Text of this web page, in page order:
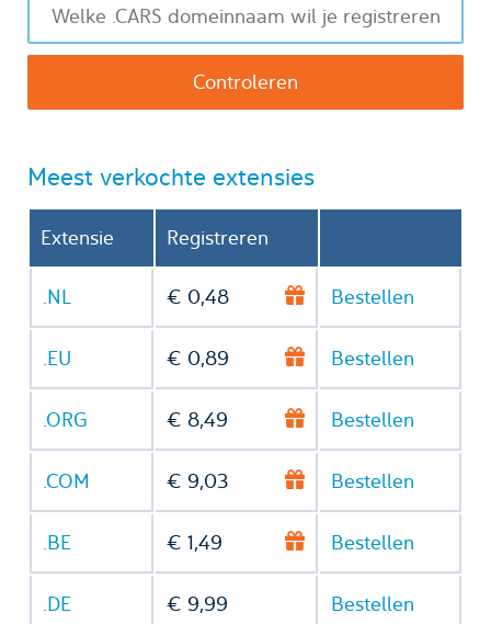
Meest verkochte extensies
Extensie Registreren
.NL € 0,48 Bestellen
.EU € 0,89 Bestellen
.ORG € 8,49 Bestellen
.COM € 9,03 Bestellen
.BE € 1,49 Bestellen
.DE € 9,99 Bestellen